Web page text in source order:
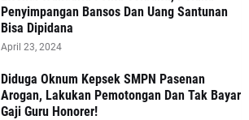
Penyimpangan Bansos Dan Uang Santunan
Bisa Dipidana
April 23, 2024
Diduga Oknum Kepsek SMPN Pasenan
Arogan, Lakukan Pemotongan Dan Tak Bayar
Gaji Guru Honorer!